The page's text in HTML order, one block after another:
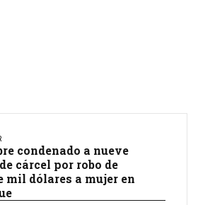
condenado a nueve
cárcel por robo de
mil dólares a mujer en